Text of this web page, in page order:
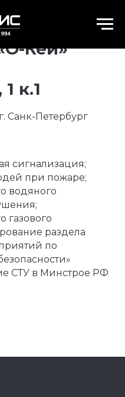
Кей»
к.1
Санк-Петербург
сигнализация;
при пожаре;
водяного
газового
раздела
по
СТУ в Минстрое РФ